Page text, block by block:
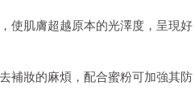
使肌膚超越原本的光澤度，呈現好
補妝的麻煩，配合蜜粉可加強其防